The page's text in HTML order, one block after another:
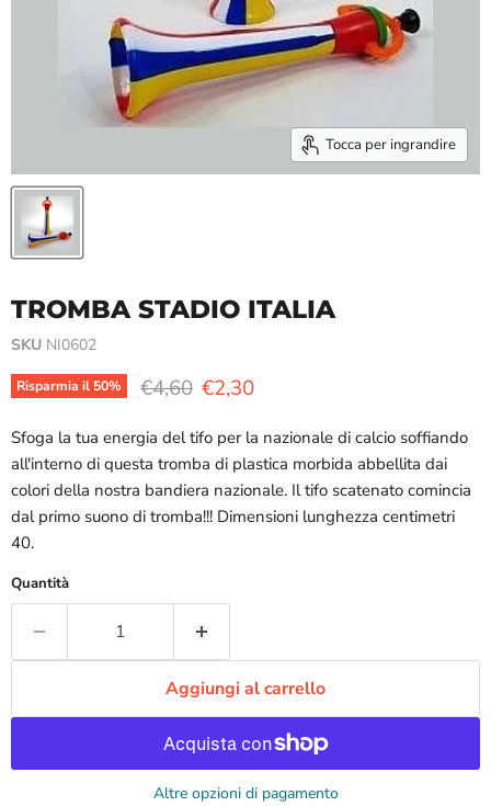
Tocca per ingrandire
TROMBA STADIO ITALIA
SKU NI0602
Risparmia il 50% Prezzo originale
€4,60 Prezzo attuale
€2,30
Sfoga la tua energia del tifo per la nazionale di calcio soffiando
all'interno di questa tromba di plastica morbida abbellita dai
colori della nostra bandiera nazionale. Il tifo scatenato comincia
dal primo suono di tromba!!! Dimensioni lunghezza centimetri
40.
Quantità
Aggiungi al carrello
Altre opzioni di pagamento